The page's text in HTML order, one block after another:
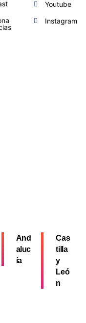
Youtube
Instagram
And
aluc
ía
Cas
tilla
y
Leó
n